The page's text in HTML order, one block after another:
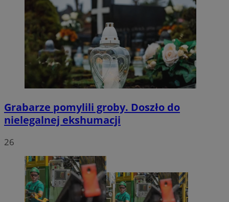
Grabarze pomylili groby. Doszło do
nielegalnej ekshumacji
26